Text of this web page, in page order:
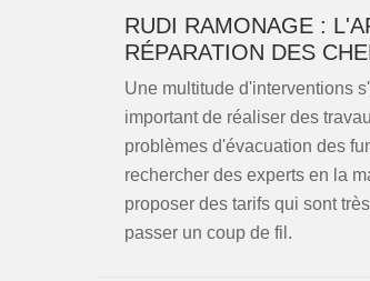
RUDI RAMONAGE :
RÉPARATION DES
Une multitude d'interventions
important de réaliser des
problèmes d'évacuation des
rechercher des experts en la
proposer des tarifs qui sont
passer un coup de fil.